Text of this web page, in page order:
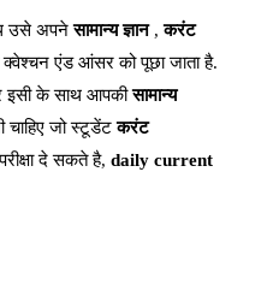
उसे अपनेसामान्य ज्ञान,करंट
क्वेश्चन एंड आंसर को पूछा जाता है.
इसी के साथ आपकीसामान्य
चाहिए जो स्टूडेंटकरंट
दे सकते है, daily current